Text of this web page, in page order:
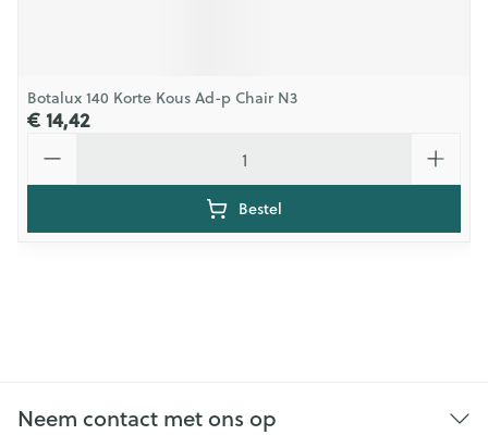
Botalux 140 Korte Kous Ad-p Chair N3
€ 14,42
Bestel
Neem contact met ons op